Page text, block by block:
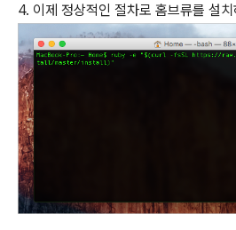
4. 이제 정상적인 절차로 홈브류를 설